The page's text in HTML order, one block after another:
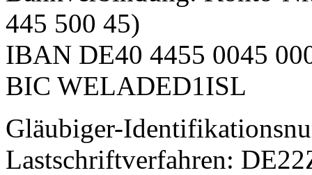
445 500 45)
IBAN DE40 4455 0045
BIC WELADED1ISL
Gläubiger-
Lastschriftverfahren: